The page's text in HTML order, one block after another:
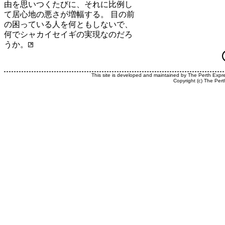
由を思いつくたびに、それに比例し
て居心地の悪さが増幅する。 目の前
の困っている人を何ともしないで、
何でシャカイセイギの実現なのだろ
うか。
This site is developed and maintained by The Perth
Copyright (c) The